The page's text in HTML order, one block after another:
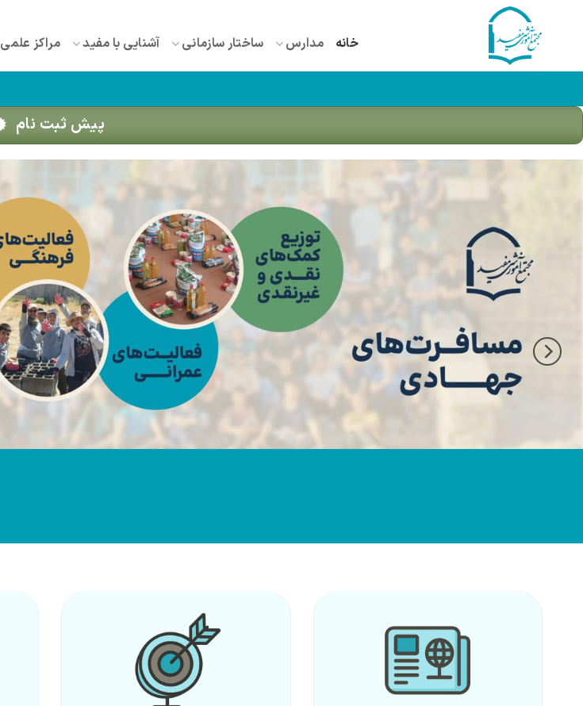
content
خانه مدارس ساختار سازمانی آشنایی با مفید مراکز علمی
پیش ثبت نام